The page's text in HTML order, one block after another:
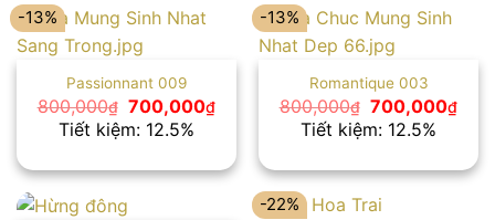
-13%
Passionnant 009
800,000₫ Giá
gốc
là:
700,000₫Giá
700,000₫.
Tiết kiệm: 12.5%
-13%
Romantique 003
800,000₫ Giá
gốc
là:
700,000₫Giá
Tiết kiệm: 12.5%
-22%